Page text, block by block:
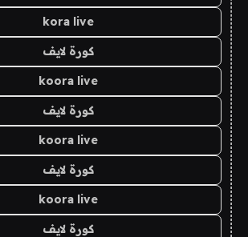
kora live
كورة لايف
koora live
كورة لايف
koora live
كورة لايف
koora live
كورة لايف